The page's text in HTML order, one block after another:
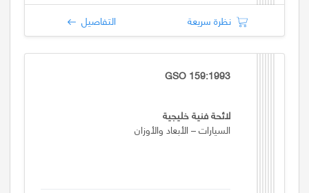
نظرة سريعة التفاصيل
GSO 159:1993
لائحة فنية خليجية
السيارات – الأبعاد والأوزان